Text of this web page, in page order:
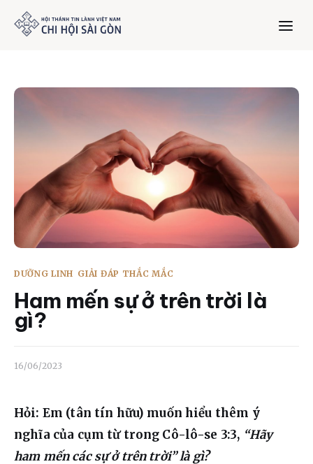
Giới thiệu
Dưỡng Linh
Thư viện
Bản tin
Mục vụ
Liên hệ
DƯỠNG LINH GIẢI ĐÁP THẮC MẮC
Ham mến sự ở trên trời là
gì?
16/06/2023
Hỏi: Em (tân tín hữu) muốn hiểu thêm ý
nghĩa của cụm từ trong Cô-lô-se 3:3, “Hãy
ham mến các sự ở trên trời” là gì?